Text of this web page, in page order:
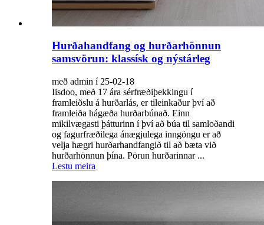
Hurðahandfang og hurðarhönnun
samsvörun: klassísk og nýstárleg
með admin í 25-02-18
Iisdoo, með 17 ára sérfræðiþekkingu í
framleiðslu á hurðarlás, er tileinkaður því að
framleiða hágæða hurðarbúnað. Einn
mikilvægasti þátturinn í því að búa til samloðandi
og fagurfræðilega ánægjulega inngöngu er að
velja hægri hurðarhandfangið til að bæta við
hurðarhönnun þína. Pörun hurðarinnar ...
Lestu meira